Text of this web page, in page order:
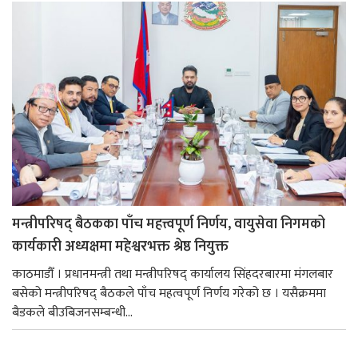
मन्त्रीपरिषद् बैठकका पाँच महत्त्वपूर्ण निर्णय, वायुसेवा निगमको
कार्यकारी अध्यक्षमा महेश्वरभक्त श्रेष्ठ नियुक्त
काठमाडौँ । प्रधानमन्त्री तथा मन्त्रीपरिषद् कार्यालय सिंहदरबारमा मंगलबार
बसेको मन्त्रीपरिषद् बैठकले पाँच महत्वपूर्ण निर्णय गरेको छ । यसैक्रममा
बैडकले बीउबिजनसम्बन्धी...